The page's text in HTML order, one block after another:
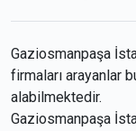
Gaziosmanpaşa
firmaları arayanlar
alabilmektedir.
Gaziosmanpaşa